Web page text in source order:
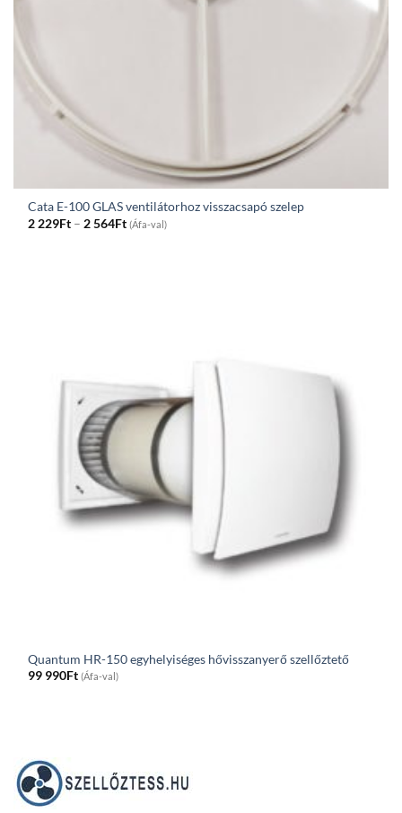
Cata E-100 GLAS ventilátorhoz visszacsapó szelep
2 229Ft – 2 564FtPrice
range:
(Áfa-val)
Quantum HR-150 egyhelyiséges hővisszanyerő szellőztető
99 990Ft (Áfa-val)